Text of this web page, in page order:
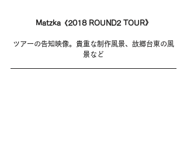
Matzka《2018 ROUND2 TOUR》
ツアーの告知映像。貴重な制作風景、故郷台東の風
景など